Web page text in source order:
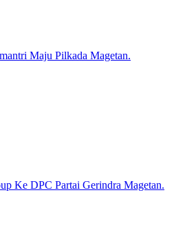
Maju Pilkada Magetan.
Ke DPC Partai Gerindra Magetan.